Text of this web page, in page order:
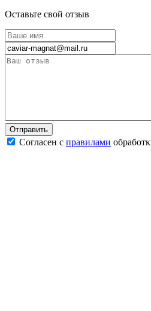
Оставьте свой отзыв
Согласен с правилами